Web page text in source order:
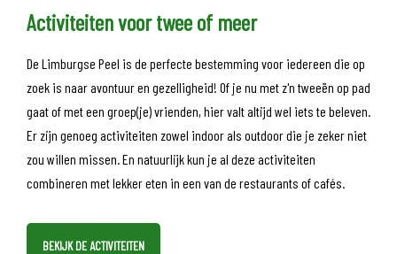
Activiteiten voor twee of meer
De Limburgse Peel is de perfecte bestemming voor iedereen die op
zoek is naar avontuur en gezelligheid! Of je nu met z'n tweeën op pad
gaat of met een groep(je) vrienden, hier valt altijd wel iets te beleven.
Er zijn genoeg activiteiten zowel indoor als outdoor die je zeker niet
zou willen missen. En natuurlijk kun je al deze activiteiten
combineren met lekker eten in een van de restaurants of cafés.
BEKIJK DE ACTIVITEITEN